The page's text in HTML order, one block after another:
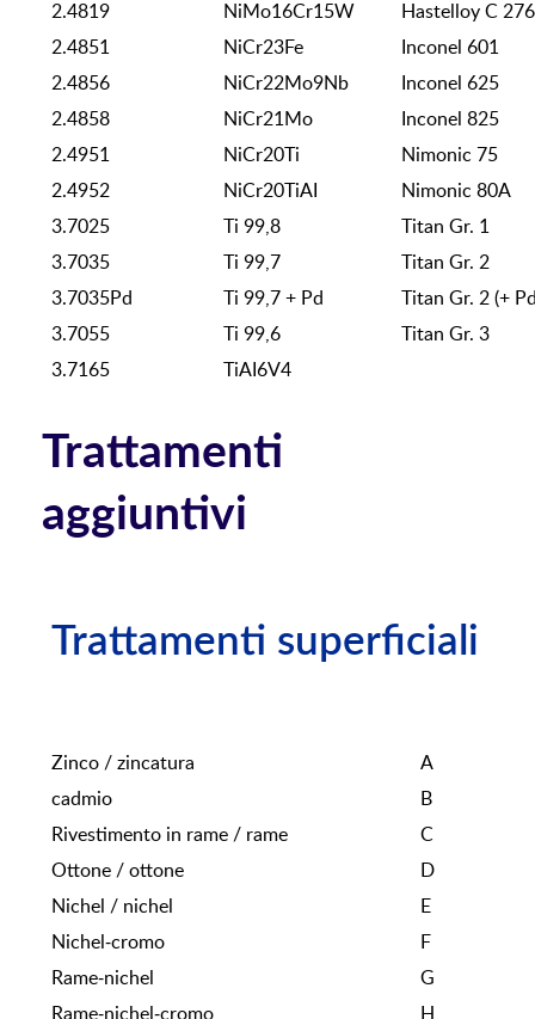
2.4819
NiMo16Cr15W
Hastelloy C 276
2.4851
NiCr23Fe
Inconel 601
2.4856
NiCr22Mo9Nb
Inconel 625
2.4858
NiCr21Mo
Inconel 825
2.4951
NiCr20Ti
Nimonic 75
2.4952
NiCr20TiAI
Nimonic 80A
3.7025
Ti 99,8
Titan Gr. 1
3.7035
Ti 99,7
Titan Gr. 2
3.7035Pd
Ti 99,7 + Pd
Titan Gr. 2 (+
3.7055
Ti 99,6
Titan Gr. 3
3.7165
TiAI6V4
Trattamenti
aggiuntivi
Trattamenti superficiali
Zinco / zincatura
A
cadmio
B
Rivestimento in rame / rame
C
Ottone / ottone
D
Nichel / nichel
E
Nichel-cromo
F
Rame-nichel
G
Rame-nichel-cromo
H